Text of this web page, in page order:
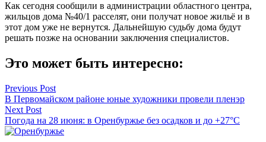
Как сегодня сообщили в администрации областного центра,
жильцов дома №40/1 расселят, они получат новое жильё и в
этот дом уже не вернутся. Дальнейшую судьбу дома будут
решать позже на основании заключения специалистов.
Это может быть интересно:
Навигация
по
записям
Previous Post
В Первомайском районе юные художники провели пленэр
Next Post
Погода на 28 июня: в Оренбуржье без осадков и до +27°C